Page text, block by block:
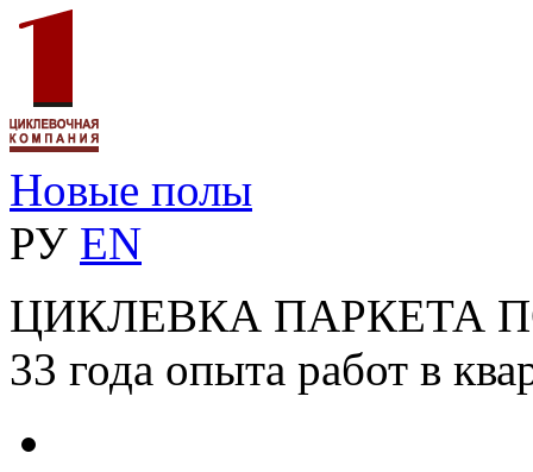
Новые полы
РУ EN
ЦИКЛЕВКА ПАРКЕТА
33 года опыта работ в